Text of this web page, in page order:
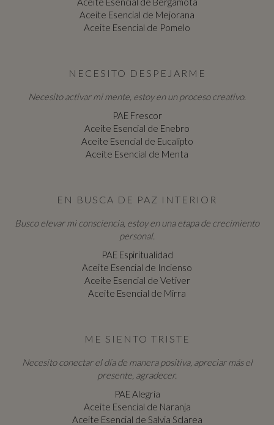
Aceite Esencial de Mejorana
Aceite Esencial de Pomelo
NECESITO DESPEJARME
Necesito activar mi mente, estoy en un proceso creativo.
PAE Frescor
Aceite Esencial de Enebro
Aceite Esencial de Eucalipto
Aceite Esencial de Menta
EN BUSCA DE PAZ INTERIOR
Busco elevar mi consciencia, estoy en una etapa de crecimiento
personal.
PAE Espiritualidad
Aceite Esencial de Incienso
Aceite Esencial de Vetiver
Aceite Esencial de Mirra
ME SIENTO TRISTE
Necesito conectar el día de manera positiva, apreciar más el
presente, agradecer.
PAE Alegría
Aceite Esencial de Naranja
Aceite Esencial de Salvia Sclarea